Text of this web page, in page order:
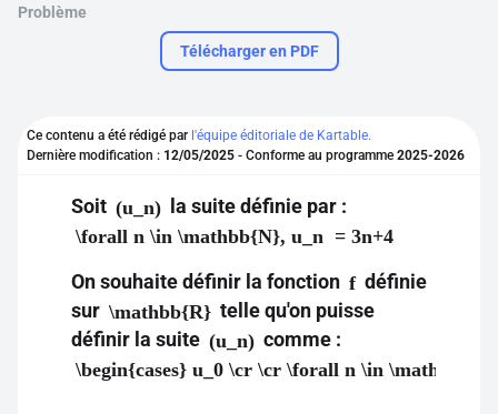
Parcourir
Se connecter
S'inscrire gratuitement
Pour profiter de 10 contenus offerts.
Problème
Télécharger en PDF
Ce contenu a été rédigé par l'équipe éditoriale de Kartable.
Dernière modification : 12/05/2025 - Conforme au programme 2025-2026
Soit (u_n) la suite définie par :
\forall n \in \mathbb{N}, u_n = 3n+4
On souhaite définir la fonction f définie
sur \mathbb{R} telle qu'on puisse
définir la suite (u_n) comme :
\begin{cases} u_0 \cr \cr \forall n \in